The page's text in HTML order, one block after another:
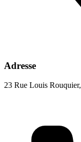
Adresse
23 Rue Louis